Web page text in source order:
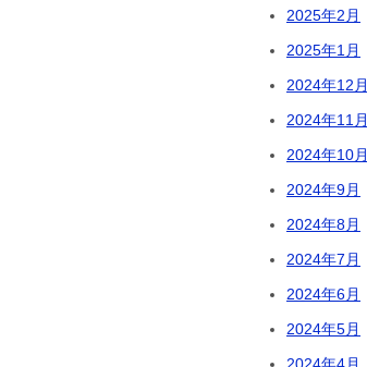
2025年2月
2025年1月
2024年12月
2024年11月
2024年10月
2024年9月
2024年8月
2024年7月
2024年6月
2024年5月
2024年4月